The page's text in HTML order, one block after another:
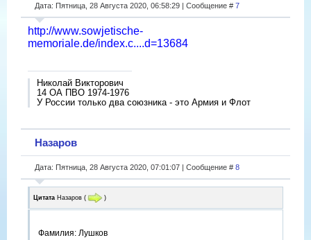
Дата: Пятница, 28 Августа 2020, 06:58:29 | Сообщение # 7
http://www.sowjetische-
memoriale.de/index.c....d=13684
Николай Викторович
14 ОА ПВО 1974-1976
У России только два союзника - это Армия и Флот
Назаров
Дата: Пятница, 28 Августа 2020, 07:01:07 | Сообщение # 8
Цитата Назаров ( )
Фамилия: Лушков